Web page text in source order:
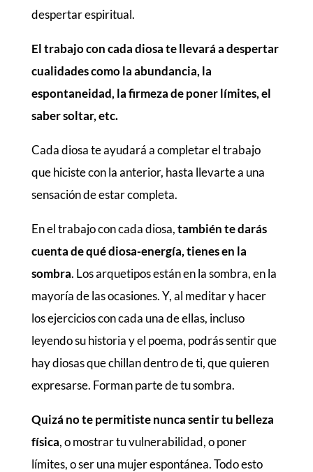
despertar espiritual.
El trabajo con cada diosa te llevará a despertar
cualidades como la abundancia, la
espontaneidad, la firmeza de poner límites, el
saber soltar, etc.
Cada diosa te ayudará a completar el trabajo
que hiciste con la anterior, hasta llevarte a una
sensación de estar completa.
En el trabajo con cada diosa,también te darás
cuenta de qué diosa-energía, tienes en la
sombra. Los arquetipos están en la sombra, en la
mayoría de las ocasiones. Y, al meditar y hacer
los ejercicios con cada una de ellas, incluso
leyendo su historia y el poema, podrás sentir que
hay diosas que chillan dentro de ti, que quieren
expresarse. Forman parte de tu sombra.
Quizá no te permitiste nunca sentir tu belleza
física, o mostrar tu vulnerabilidad, o poner
límites, o ser una mujer espontánea. Todo esto